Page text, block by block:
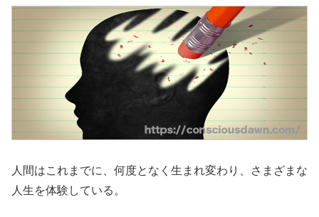
人間はこれまでに、何度となく生まれ変わり、さまざまな
人生を体験している。